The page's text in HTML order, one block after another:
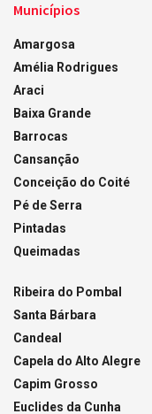
Municípios
Amargosa
Amélia Rodrigues
Araci
Baixa Grande
Barrocas
Cansanção
Conceição do Coité
Pé de Serra
Pintadas
Queimadas
Ribeira do Pombal
Santa Bárbara
Candeal
Capela do Alto Alegre
Capim Grosso
Euclides da Cunha